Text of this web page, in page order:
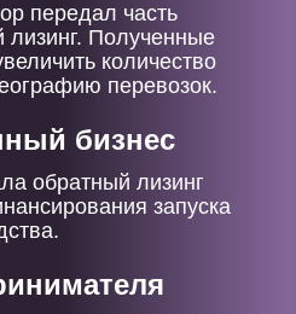
передал часть
лизинг. Полученные
количество
перевозок.
бизнес
обратный лизинг
запуска